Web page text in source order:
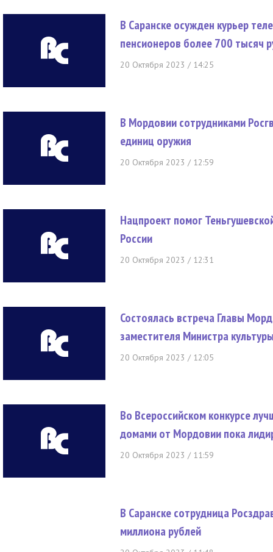
В Саранске осужден курьер
пенсионеров более 700 тысяч
20 Октября 2023 / 14:25
В Мордовии сотрудниками
единиц оружия
20 Октября 2023 / 12:59
Нацпроект помог
России
20 Октября 2023 / 12:31
Состоялась встреча Главы
заместителя Министра
20 Октября 2023 / 12:05
Во Всероссийском конкурсе
домами от Мордовии пока
20 Октября 2023 / 11:59
В Саранске сотрудница
миллиона рублей